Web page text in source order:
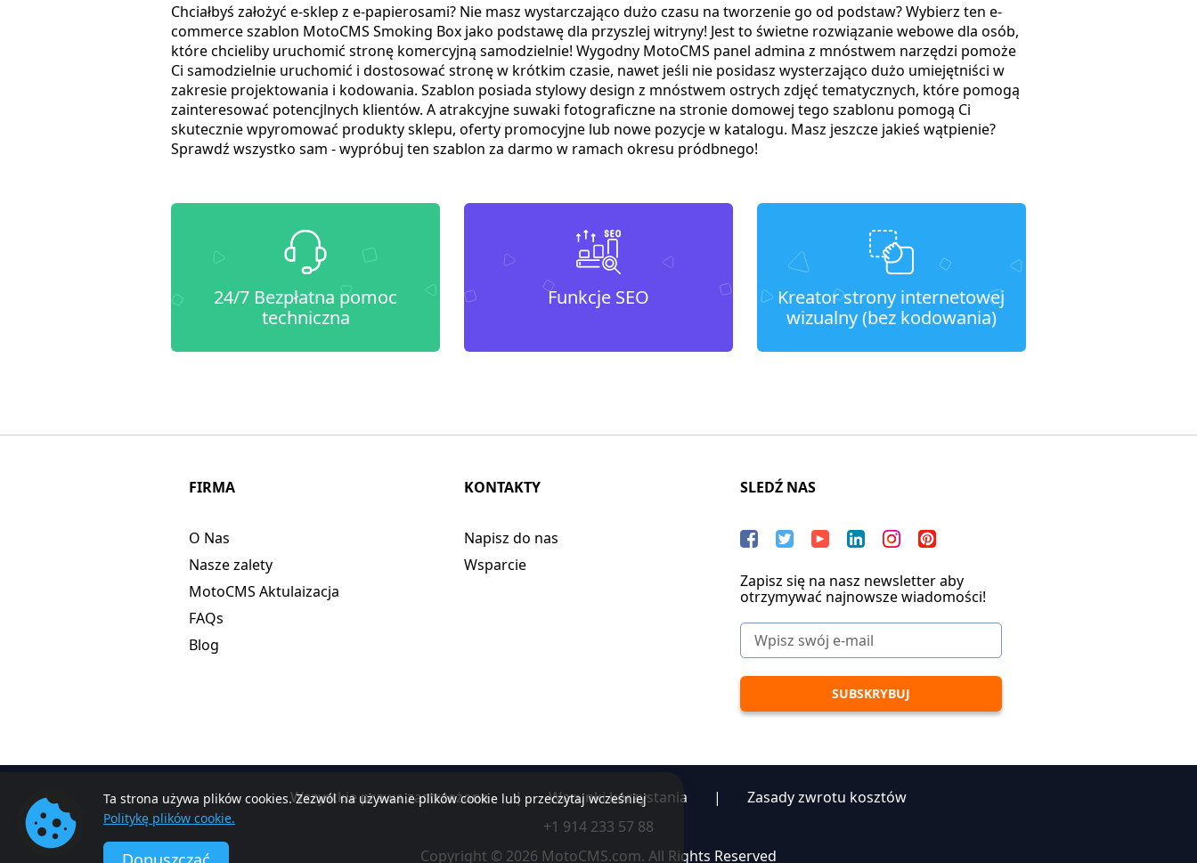
Chciałbyś założyć e-sklep z e-papierosami? Nie masz wystarczająco dużo czasu na tworzenie go od podstaw? Wybierz ten e-
commerce szablon MotoCMS Smoking Box jako podstawę dla przyszlej witryny! Jest to świetne rozwiązanie webowe dla osób,
które chcieliby uruchomić stronę komercyjną samodzielnie! Wygodny MotoCMS panel admina z mnóstwem narzędzi pomoże
Ci samodzielnie uruchomić i dostosować stronę w krótkim czasie, nawet jeśli nie posidasz wysterzająco dużo umiejętniści w
zakresie projektowania i kodowania. Szablon posiada stylowy design z mnóstwem ostrych zdjęć tematycznych, które pomogą
zainteresować potencjlnych klientów. A atrakcyjne suwaki fotograficzne na stronie domowej tego szablonu pomogą Ci
skutecznie wpyromować produkty sklepu, oferty promocyjne lub nowe pozycje w katalogu. Masz jeszcze jakieś wątpienie?
Sprawdź wszystko sam - wypróbuj ten szablon za darmo w ramach okresu pródbnego!
24/7 Bezpłatna pomoc
techniczna
Funkcje SEO
Kreator strony internetowej
wizualny (bez kodowania)
Ta strona używa plików cookies. Zezwól na używanie plików cookie lub przeczytaj wcześniej
Politykę plików cookie.
FIRMA
O Nas
Nasze zalety
MotoCMS Aktulaizacja
FAQs
Blog
KONTAKTY
Napisz do nas
Wsparcie
SLEDŹ NAS
Zapisz się na nasz newsletter aby
otrzymywać najnowsze wiadomości!
Wszystkie prawa zastrzeżone | Warunki korzystania |
Zasady zwrotu kosztów
+1 914 233 57 88
Copyright © 2026 MotoCMS.com. All Rights Reserved